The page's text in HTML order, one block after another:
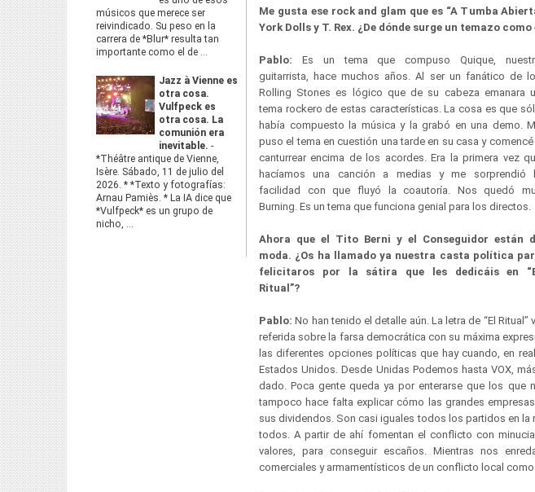
músicos que merece ser
reivindicado. Su peso en la
carrera de *Blur* resulta tan
importante como el de ...
Jazz à Vienne es
otra cosa.
Vulfpeck es
otra cosa. La
comunión era
inevitable. -
*Théâtre antique de Vienne,
Isère. Sábado, 11 de julio del
2026. * *Texto y fotografías:
Arnau Pamiès. * La IA dice que
*Vulfpeck* es un grupo de
nicho, ...
Me gusta ese rock and glam que es “A Tumba
York Dolls y T. Rex. ¿De dónde surge un temazo como
Pablo: Es un tema que compuso Quique,
guitarrista, hace muchos años. Al ser un fanático de
Rolling Stones es lógico que de su cabeza emanara
tema rockero de estas características. La cosa es que
había compuesto la música y la grabó en una demo.
puso el tema en cuestión una tarde en su casa y comencé
canturrear encima de los acordes. Era la primera vez
hacíamos una canción a medias y me sorprendió
facilidad con que fluyó la coautoría. Nos quedó
Burning. Es un tema que funciona genial para los directos.
Ahora que el Tito Berni y el Conseguidor están
moda. ¿Os ha llamado ya nuestra casta política
felicitaros por la sátira que les dedicáis en
Ritual”?
Pablo: No han tenido el detalle aún. La letra de “El Ritual”
referida sobre la farsa democrática con su máxima
las diferentes opciones políticas que hay cuando, en
Estados Unidos. Desde Unidas Podemos hasta VOX,
dado. Poca gente queda ya por enterarse que los que
tampoco hace falta explicar cómo las grandes
sus dividendos. Son casi iguales todos los partidos en la
todos. A partir de ahí fomentan el conflicto con
valores, para conseguir escaños. Mientras nos
comerciales y armamentísticos de un conflicto local